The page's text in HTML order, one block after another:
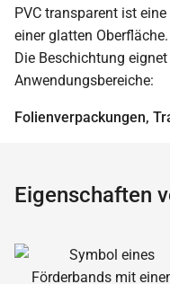
PVC transparent ist
einer glatten Oberfläche.
Die Beschichtung
Anwendungsbereiche:
Folienverpackungen,
Eigenschaften